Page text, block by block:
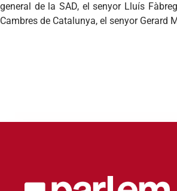
general de la SAD, el senyor Lluís
Cambres de Catalunya, el senyor Gerard